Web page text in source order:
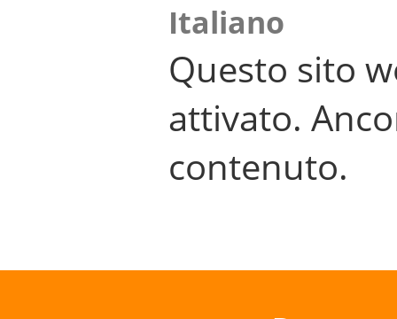
Italiano
Questo sito
attivato.
contenuto.